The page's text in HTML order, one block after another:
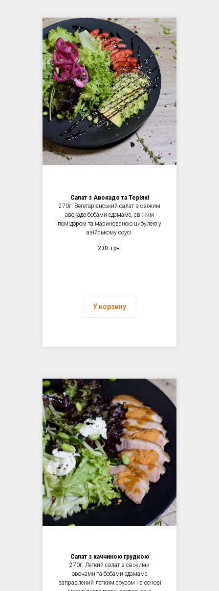
Салат з Авокадо та Теріякі
270г. Вегетаріанський салат з свіжим
авокадо бобами едамаме, свіжим
помідором та маринованою цибулею у
азійському соусі.
230 грн.
У корзину
Салат з каччиною грудкою
270г. Легкий салат з свіжими
овочами та бобами едамаме
заправлений легким соусом на основі